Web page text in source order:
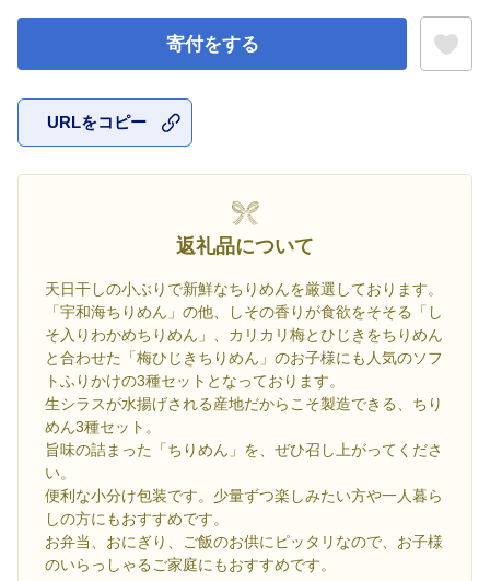
寄付をする
URLをコピー
返礼品について
天日干しの小ぶりで新鮮なちりめんを厳選しております。
「宇和海ちりめん」の他、しその香りが食欲をそそる「し
そ入りわかめちりめん」、カリカリ梅とひじきをちりめん
と合わせた「梅ひじきちりめん」のお子様にも人気のソフ
トふりかけの3種セットとなっております。
生シラスが水揚げされる産地だからこそ製造できる、ちり
めん3種セット。
旨味の詰まった「ちりめん」を、ぜひ召し上がってくださ
い。
便利な小分け包装です。少量ずつ楽しみたい方や一人暮ら
しの方にもおすすめです。
お弁当、おにぎり、ご飯のお供にピッタリなので、お子様
のいらっしゃるご家庭にもおすすめです。